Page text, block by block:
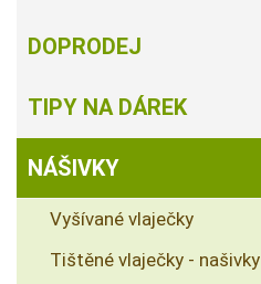
DOPRODEJ
TIPY NA DÁREK
NÁŠIVKY
Vyšívané vlaječky
Tištěné vlaječky - našivky